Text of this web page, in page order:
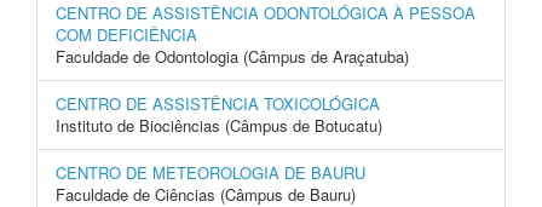
CENTRO DE ASSISTÊNCIA ODONTOLÓGICA À PESSOA
COM DEFICIÊNCIA
Faculdade de Odontologia (Câmpus de Araçatuba)
CENTRO DE ASSISTÊNCIA TOXICOLÓGICA
Instituto de Biociências (Câmpus de Botucatu)
CENTRO DE METEOROLOGIA DE BAURU
Faculdade de Ciências (Câmpus de Bauru)